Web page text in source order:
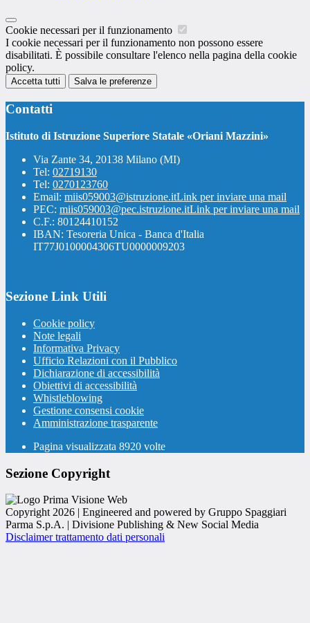
Cookie necessari per il funzionamento
I cookie necessari per il funzionamento non possono essere
disabilitati. È possibile consultare l'elenco nella pagina della cookie
policy.
Accetta tutti Salva le preferenze
Contatti
Istituto di Istruzione Superiore Statale «Oriani Mazzini»
Via Zante 34, 20138 Milano (MI)
Tel: 02719130
Tel: 0270123760
Email: miis059003@istruzione.itLink per inviare una mail
PEC: miis059003@pec.istruzione.itLink per inviare una mail
C.F.: 80124410152
IBAN: Tesoreria Unica - Banca d'Italia
IT77J0100004306TU0000009203
Sezione Link Utili
Cookie policy
Note legali
Informativa Privacy
Ufficio Relazioni con il Pubblico
Dichiarazione di accessibilità
Obiettivi di accessibilità
Whistleblowing
Gestione consensi cookie
Amministrazione trasparente
Pagina visualizzata 8920 volte
Sezione Copyright
Copyright 2026 | Engineered and powered by Gruppo Spaggiari
Parma S.p.A. | Divisione Publishing & New Social Media
Disclaimer trattamento dati personali